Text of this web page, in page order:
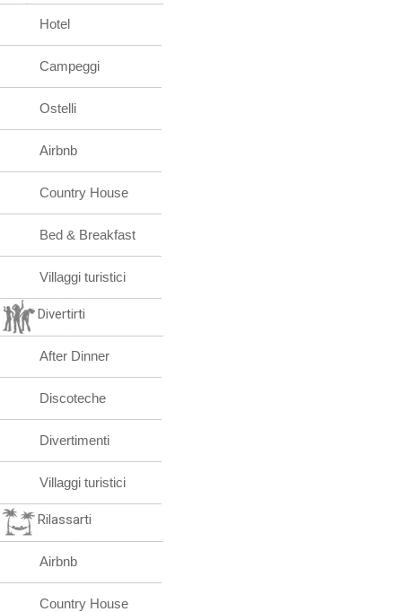
Hotel
Campeggi
Ostelli
Airbnb
Country House
Bed & Breakfast
Villaggi turistici
Divertirti
After Dinner
Discoteche
Divertimenti
Villaggi turistici
Rilassarti
Airbnb
Country House